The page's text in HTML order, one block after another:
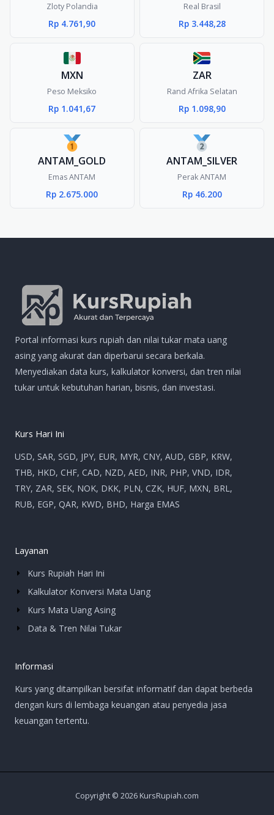
Zloty Polandia
Rp 4.761,90
Real Brasil
Rp 3.448,28
MXN
Peso Meksiko
Rp 1.041,67
ZAR
Rand Afrika Selatan
Rp 1.098,90
ANTAM_GOLD
Emas ANTAM
Rp 2.675.000
ANTAM_SILVER
Perak ANTAM
Rp 46.200
Portal informasi kurs rupiah dan nilai tukar mata uang
asing yang akurat dan diperbarui secara berkala.
Menyediakan data kurs, kalkulator konversi, dan tren nilai
tukar untuk kebutuhan harian, bisnis, dan investasi.
Kurs Hari Ini
USD, SAR, SGD, JPY, EUR, MYR, CNY, AUD, GBP, KRW,
THB, HKD, CHF, CAD, NZD, AED, INR, PHP, VND, IDR,
TRY, ZAR, SEK, NOK, DKK, PLN, CZK, HUF, MXN, BRL,
RUB, EGP, QAR, KWD, BHD, Harga EMAS
Layanan
Kurs Rupiah Hari Ini
Kalkulator Konversi Mata Uang
Kurs Mata Uang Asing
Data & Tren Nilai Tukar
Informasi
Kurs yang ditampilkan bersifat informatif dan dapat berbeda
dengan kurs di lembaga keuangan atau penyedia jasa
keuangan tertentu.
Copyright © 2026 KursRupiah.com